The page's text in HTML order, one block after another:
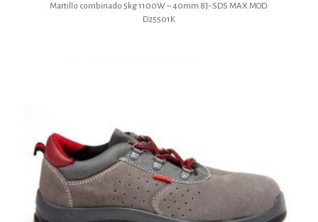
Martillo combinado 5kg 1100W – 40mm 8J- SDS MAX MOD.
D25501K